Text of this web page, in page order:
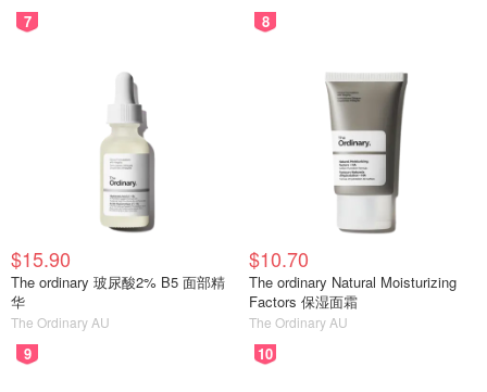
7
$15.90
The ordinary 玻尿酸2% B5 面部精
华
The Ordinary AU
8
$10.70
The ordinary Natural Moisturizing
Factors 保湿面霜
The Ordinary AU
9 10